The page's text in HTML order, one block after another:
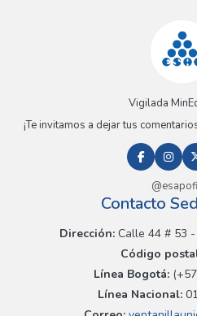
Vigilada
¡Te invitamos a dejar tus
Contacto
Dirección:Calle 44 # 53 -
Código
Línea Bogotá:
Línea Nacional: